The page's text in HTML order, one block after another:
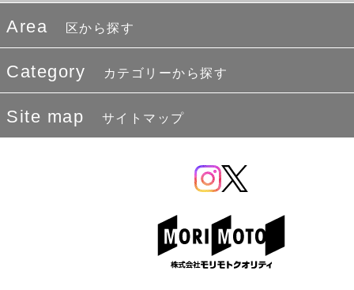
Area 区から探す
Category カテゴリーから探す
Site map サイトマップ